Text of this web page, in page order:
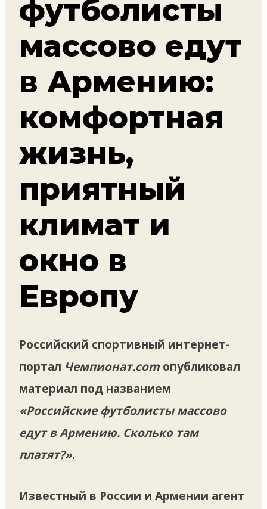
футболисты
массово едут
в Армению:
комфортная
жизнь,
приятный
климат и
окно в
Европу
Российский спортивный интернет-
портал Чемпионат.com опубликовал
материал под названием
«Российские футболисты массово
едут в Армению. Сколько там
платят?».
Известный в России и Армении агент